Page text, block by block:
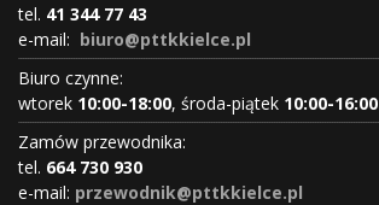
tel. 41 344 77 43
e-mail: biuro@pttkkielce.pl
Biuro czynne:
wtorek 10:00-18:00, środa-piątek 10:00-16:00
Zamów przewodnika:
tel. 664 730 930
e-mail: przewodnik@pttkkielce.pl